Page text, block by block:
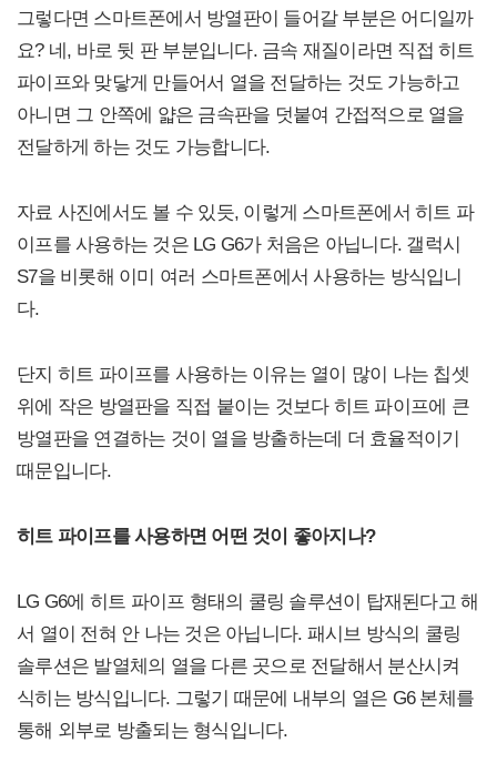
그렇다면 스마트폰에서 방열판이 들어갈 부분은 어디일까
요? 네, 바로 뒷 판 부분입니다. 금속 재질이라면 직접 히트
파이프와 맞닿게 만들어서 열을 전달하는 것도 가능하고
아니면 그 안쪽에 얇은 금속판을 덧붙여 간접적으로 열을
전달하게 하는 것도 가능합니다.
자료 사진에서도 볼 수 있듯, 이렇게 스마트폰에서 히트 파
이프를 사용하는 것은 LG G6가 처음은 아닙니다. 갤럭시
S7을 비롯해 이미 여러 스마트폰에서 사용하는 방식입니
다.
단지 히트 파이프를 사용하는 이유는 열이 많이 나는 칩셋
위에 작은 방열판을 직접 붙이는 것보다 히트 파이프에 큰
방열판을 연결하는 것이 열을 방출하는데 더 효율적이기
때문입니다.
히트 파이프를 사용하면 어떤 것이 좋아지나?
LG G6에 히트 파이프 형태의 쿨링 솔루션이 탑재된다고 해
서 열이 전혀 안 나는 것은 아닙니다. 패시브 방식의 쿨링
솔루션은 발열체의 열을 다른 곳으로 전달해서 분산시켜
식히는 방식입니다. 그렇기 때문에 내부의 열은 G6 본체를
통해 외부로 방출되는 형식입니다.